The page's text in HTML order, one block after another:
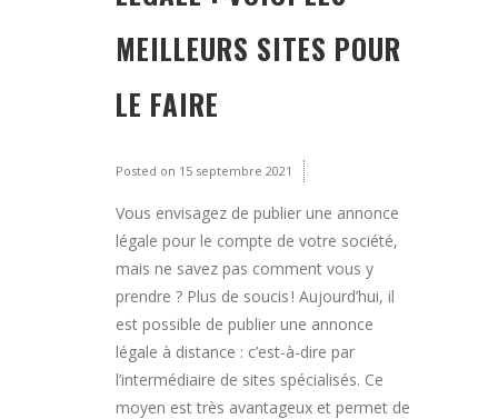
MEILLEURS SITES POUR
LE FAIRE
Posted on 15 septembre 2021
Vous envisagez de publier une annonce
légale pour le compte de votre société,
mais ne savez pas comment vous y
prendre ? Plus de soucis ! Aujourd’hui, il
est possible de publier une annonce
légale à distance : c’est-à-dire par
l’intermédiaire de sites spécialisés. Ce
moyen est très avantageux et permet de